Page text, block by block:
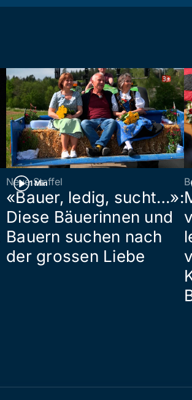
1 Min
Neue Staffel
«Bauer, ledig, sucht…»:
Diese Bäuerinnen und
Bauern suchen nach
der grossen Liebe